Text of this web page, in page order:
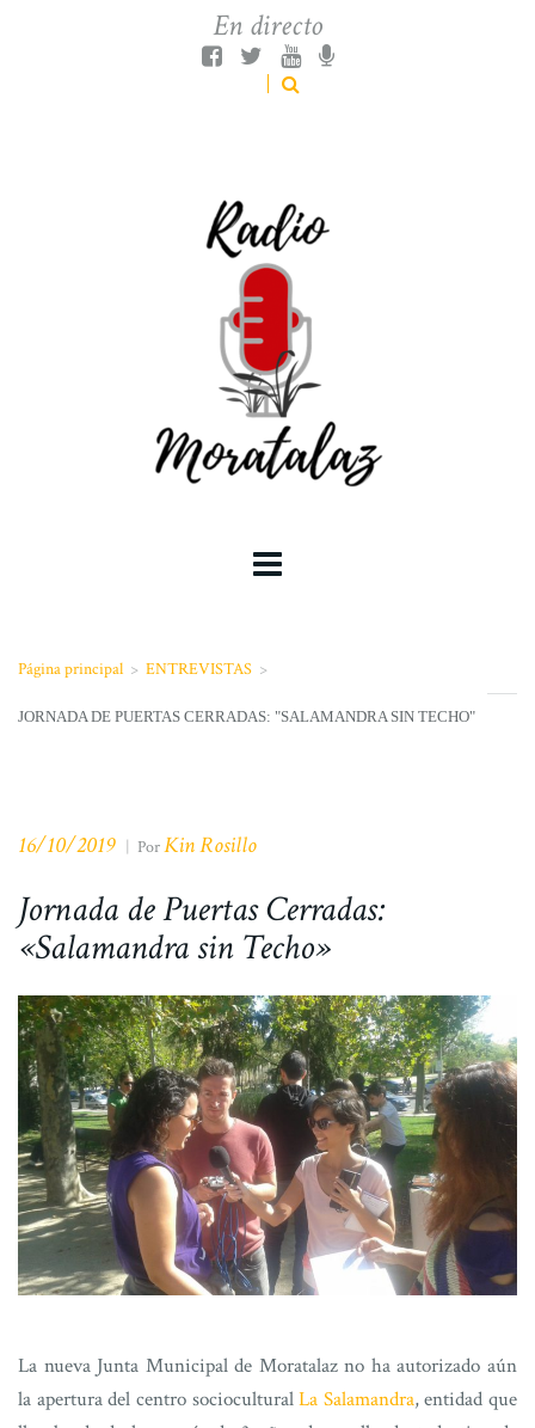
En directo
Página principal > ENTREVISTAS >
JORNADA DE PUERTAS CERRADAS: "SALAMANDRA SIN TECHO"
16/10/2019 | PorKin Rosillo
Jornada de Puertas Cerradas:
«Salamandra sin Techo»
La nueva Junta Municipal de Moratalaz no ha autorizado aún
la apertura del centro socioculturalLa Salamandra, entidad que